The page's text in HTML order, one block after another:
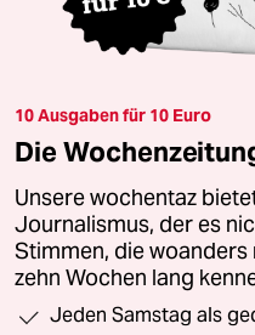
10 Ausgaben für 10 Euro
Die
Unsere wochentaz
Journalismus, der es
Stimmen, die
zehn Wochen lang
Jeden Samstag als